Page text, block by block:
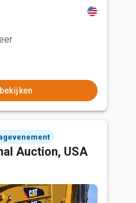
Auction, USA